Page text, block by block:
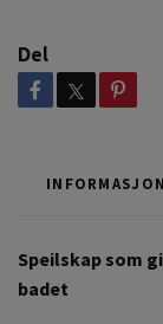
Del
INFORMASJON
Speilskap som
badet